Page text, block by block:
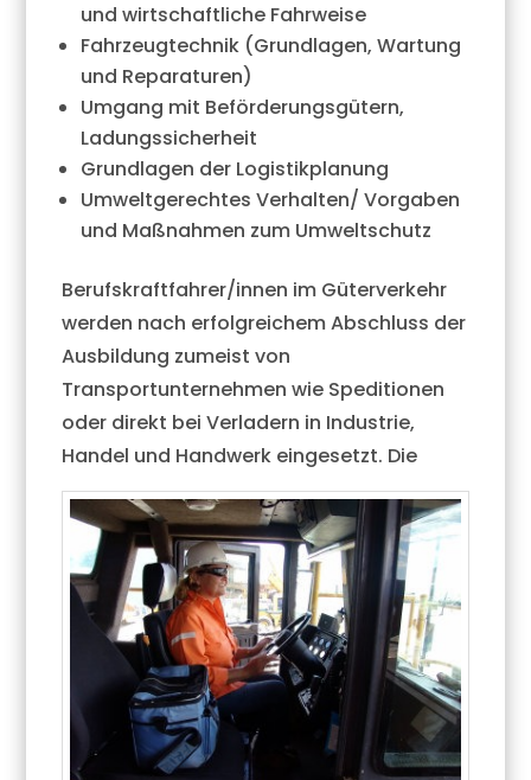
und wirtschaftliche Fahrweise
Fahrzeugtechnik (Grundlagen, Wartung
und Reparaturen)
Umgang mit Beförderungsgütern,
Ladungssicherheit
Grundlagen der Logistikplanung
Umweltgerechtes Verhalten/ Vorgaben
und Maßnahmen zum Umweltschutz
Berufskraftfahrer/innen im Güterverkehr
werden nach erfolgreichem Abschluss der
Ausbildung zumeist von
Transportunternehmen wie Speditionen
oder direkt bei Verladern in Industrie,
Handel und Handwerk eingesetzt. Die